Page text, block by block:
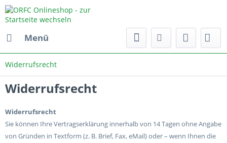
Menü
Widerrufsrecht
Widerrufsrecht
Widerrufsrecht
Sie können Ihre Vertragserklärung innerhalb von 14 Tagen ohne Angabe
von Gründen in Textform (z. B. Brief, Fax, eMail) oder – wenn Ihnen die